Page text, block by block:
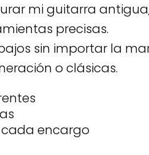
mi guitarra
precisas.
sin importar la
o clásicas.
cada encargo